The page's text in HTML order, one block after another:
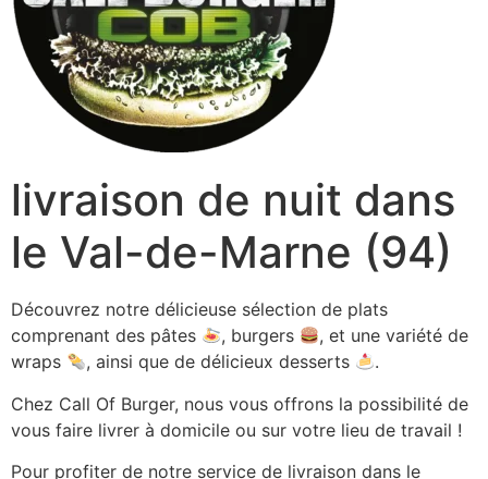
livraison de nuit dans
le Val-de-Marne (94)
Découvrez notre délicieuse sélection de plats
comprenant des pâtes
, burgers
, et une variété de
wraps
, ainsi que de délicieux desserts
.
Chez Call Of Burger, nous vous offrons la possibilité de
vous faire livrer à domicile ou sur votre lieu de travail !
Pour profiter de notre service de livraison dans le